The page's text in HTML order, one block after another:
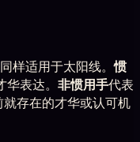
样适用于太阳线。惯
表达。 非惯用手代表
存在的才华或认可机